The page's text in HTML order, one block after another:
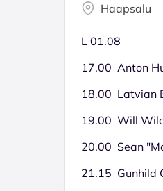
Haapsalu
L 01.08
17.00 Anton
18.00 Latvian
19.00 Will
20.00 Sean
21.15 Gunhild